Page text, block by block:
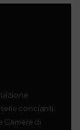
concianti
Camere di